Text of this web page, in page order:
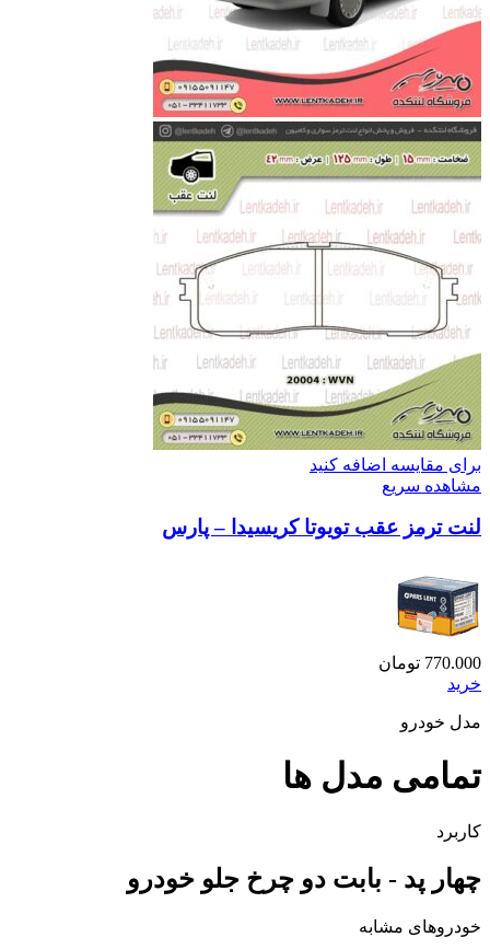
برای مقایسه اضافه کنید
مشاهده سریع
لنت ترمز عقب تویوتا کریسیدا – پارس
770.000 تومان
خرید
مدل خودرو
تمامی مدل ها
کاربرد
چهار پد - بابت دو چرخ جلو خودرو
خودروهای مشابه